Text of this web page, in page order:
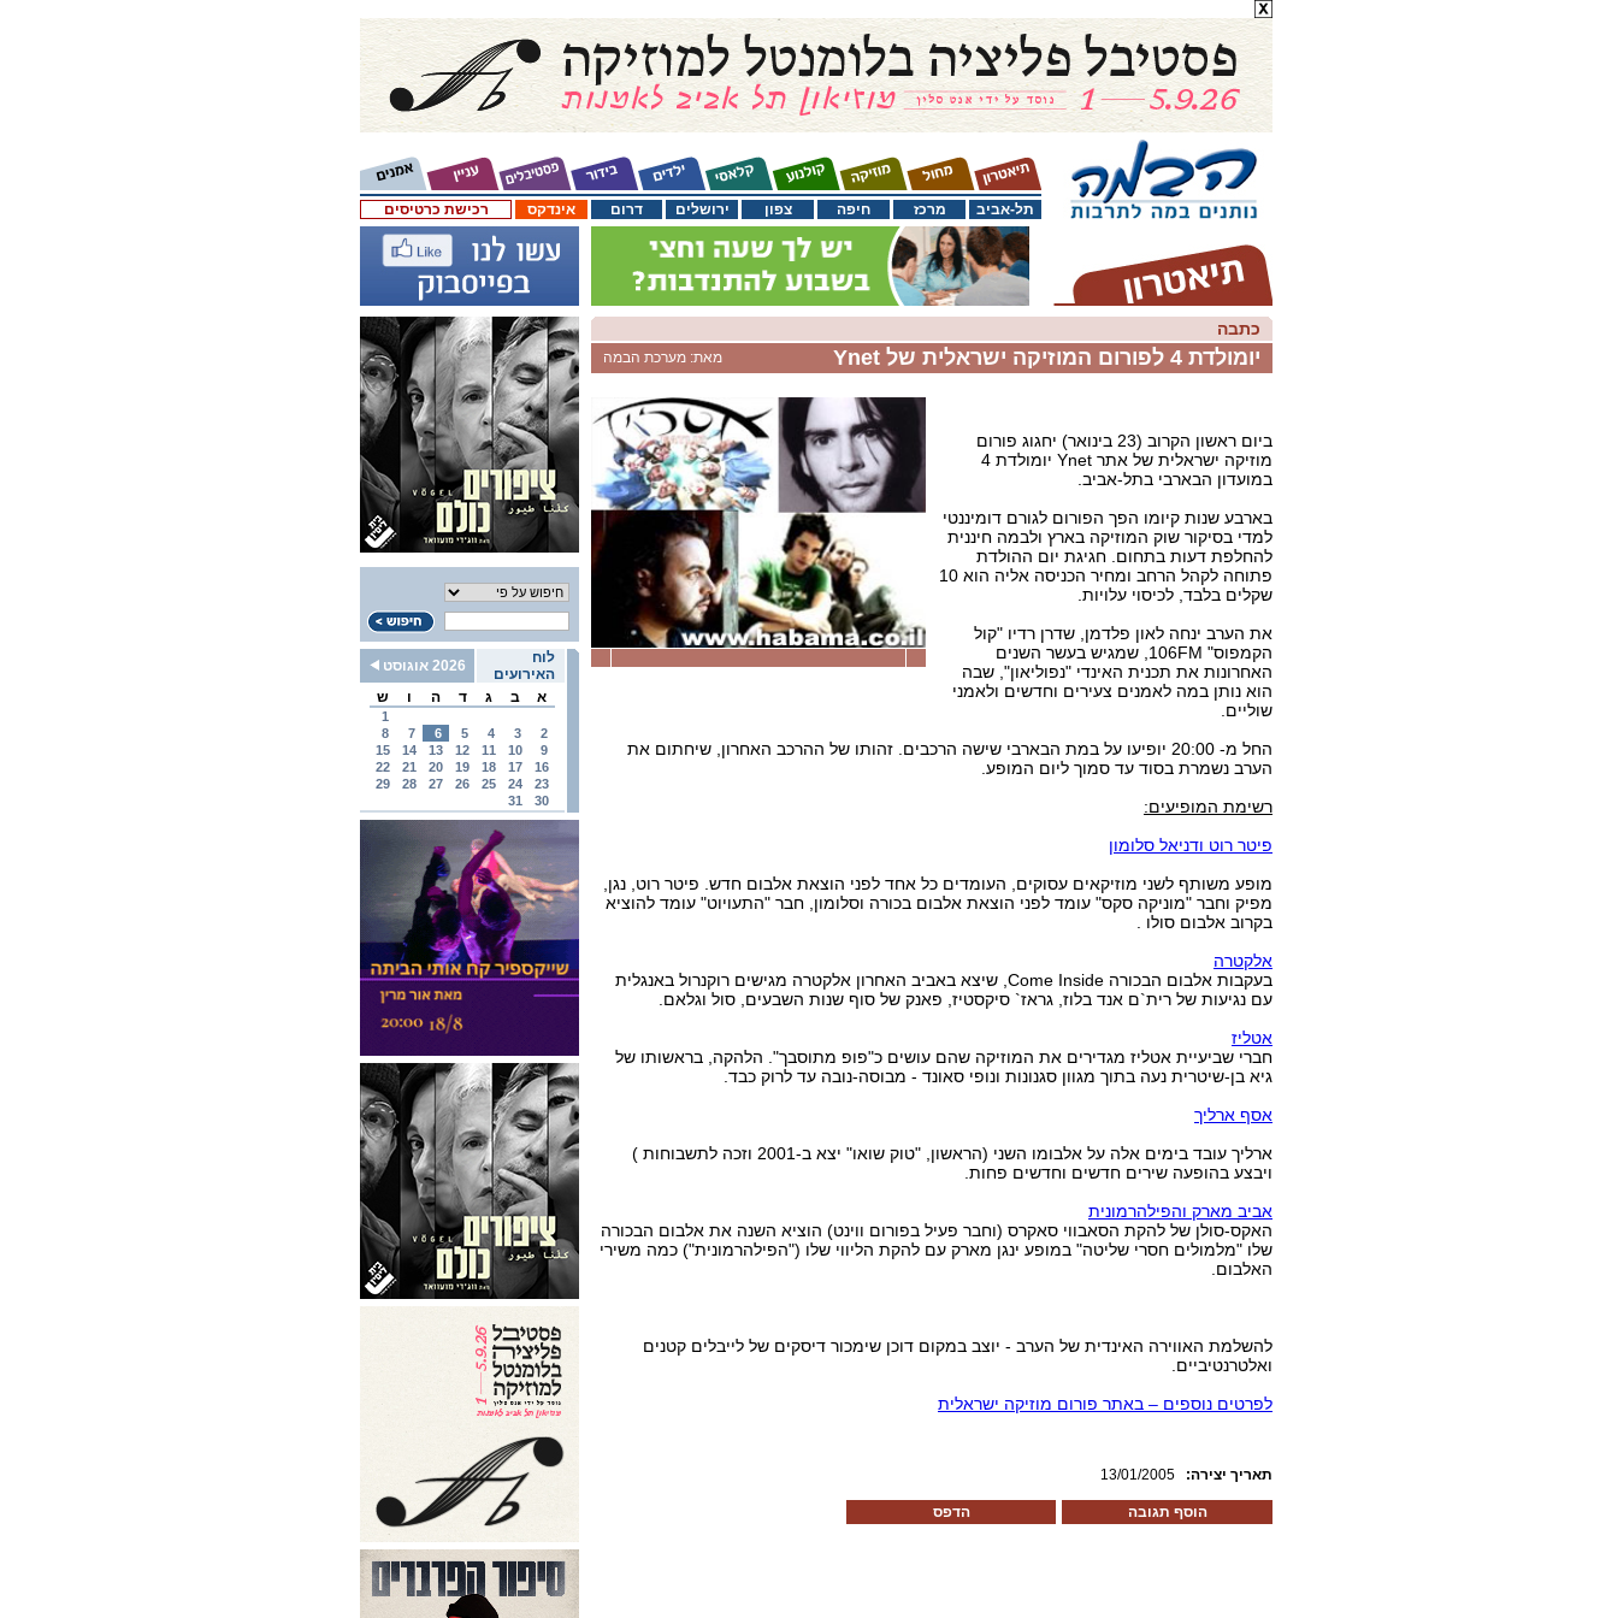
רכישת כרטיסים אינדקס דרום ירושלים צפון חיפה מרכז תל-אביב
לוח
האירועים
2026 אוגוסט
א
ב ג ד ה ו ש
1
2
3
4
5
6
7
8
9
10
11
12
13
14
15
16
17
18
19
20
21
22
23
24
25
26
27
28
29
30
31
כתבה
מאת: מערכת הבמה יומולדת 4 לפורום המוזיקה ישראלית של Ynet
ביום ראשון הקרוב (23 בינואר) יחגוג פורום
מוזיקה ישראלית של אתר Ynet יומולדת 4
במועדון הבארבי בתל-אביב.
בארבע שנות קיומו הפך הפורום לגורם דומיננטי
למדי בסיקור שוק המוזיקה בארץ ולבמה חיננית
להחלפת דעות בתחום. חגיגת יום ההולדת
פתוחה לקהל הרחב ומחיר הכניסה אליה הוא 10
שקלים בלבד, לכיסוי עלויות.
את הערב ינחה לאון פלדמן, שדרן רדיו "קול
הקמפוס" 106FM, שמגיש בעשר השנים
האחרונות את תכנית האינדי "נפוליאון", שבה
הוא נותן במה לאמנים צעירים וחדשים ולאמני
שוליים.
החל מ- 20:00 יופיעו על במת הבארבי שישה הרכבים. זהותו של ההרכב האחרון, שיחתום את
הערב נשמרת בסוד עד סמוך ליום המופע.
רשימת המופיעים:
פיטר רוט ודניאל סלומון
מופע משותף לשני מוזיקאים עסוקים, העומדים כל אחד לפני הוצאת אלבום חדש. פיטר רוט, נגן,
מפיק וחבר "מוניקה סקס" עומד לפני הוצאת אלבום בכורה וסלומון, חבר "התעויוט" עומד להוציא
בקרוב אלבום סולו .
אלקטרה
בעקבות אלבום הבכורה Come Inside, שיצא באביב האחרון אלקטרה מגישים רוקנרול באנגלית
עם נגיעות של רית`ם אנד בלוז, גראז` סיקסטיז, פאנק של סוף שנות השבעים, סול וגלאם.
אטליז
חברי שביעיית אטליז מגדירים את המוזיקה שהם עושים כ"פופ מתוסבך". הלהקה, בראשותו של
גיא בן-שיטרית נעה בתוך מגוון סגנונות ונופי סאונד - מבוסה-נובה עד לרוק כבד.
אסף ארליך
ארליך עובד בימים אלה על אלבומו השני (הראשון, "טוק שואו" יצא ב-2001 וזכה לתשבוחות )
ויבצע בהופעה שירים חדשים וחדשים פחות.
אביב מארק והפילהרמונית
האקס-סולן של להקת הסאבווי סאקרס (וחבר פעיל בפורום ווינט) הוציא השנה את אלבום הבכורה
שלו "מלמולים חסרי שליטה" במופע ינגן מארק עם להקת הליווי שלו ("הפילהרמונית") כמה משירי
האלבום.
להשלמת האווירה האינדית של הערב - יוצב במקום דוכן שימכור דיסקים של לייבלים קטנים
ואלטרנטיביים.
לפרטים נוספים – באתר פורום מוזיקה ישראלית
13/01/2005 :תאריך יצירה
הדפס הוסף תגובה